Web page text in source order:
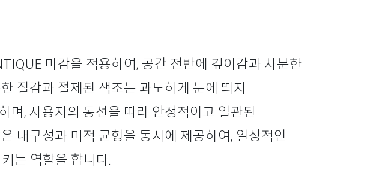
마감을 적용하여, 공간 전반에 깊이감과 차분한
질감과 절제된 색조는 과도하게 눈에 띄지
며, 사용자의 동선을 따라 안정적이고 일관된
내구성과 미적 균형을 동시에 제공하여, 일상적인
는 역할을 합니다.